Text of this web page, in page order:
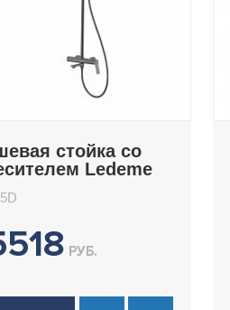
стойка со
Ledeme
РУБ.